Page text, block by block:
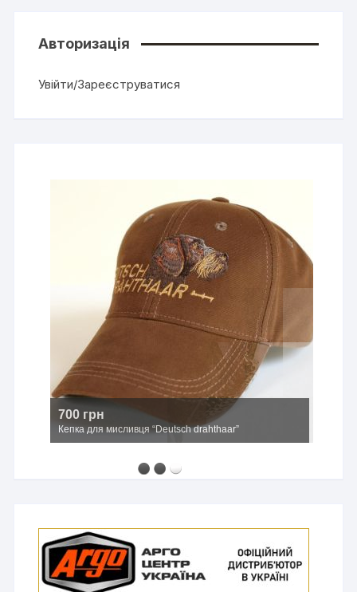
Авторизація
Увійти/Зареєструватися
700 грн
Кепка для мисливця “Deutsch drahthaar”